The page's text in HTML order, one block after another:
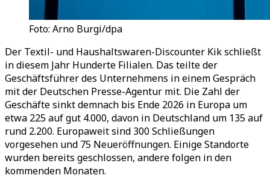
Foto: Arno Burgi/dpa
Der Textil- und Haushaltswaren-Discounter Kik schließt
in diesem Jahr Hunderte Filialen. Das teilte der
Geschäftsführer des Unternehmens in einem Gespräch
mit der Deutschen Presse-Agentur mit. Die Zahl der
Geschäfte sinkt demnach bis Ende 2026 in Europa um
etwa 225 auf gut 4.000, davon in Deutschland um 135 auf
rund 2.200. Europaweit sind 300 Schließungen
vorgesehen und 75 Neueröffnungen. Einige Standorte
wurden bereits geschlossen, andere folgen in den
kommenden Monaten.